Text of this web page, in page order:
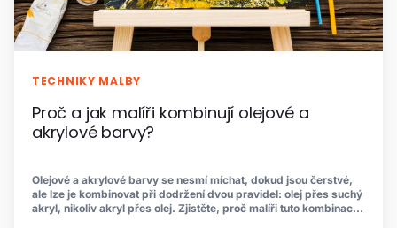
TECHNIKY MALBY
Proč a jak malíři kombinují olejové a
akrylové barvy?
Olejové a akrylové barvy se nesmí míchat, dokud jsou čerstvé,
ale lze je kombinovat při dodržení dvou pravidel: olej přes suchý
akryl, nikoliv akryl přes olej. Zjistěte, proč malíři tuto kombinaci